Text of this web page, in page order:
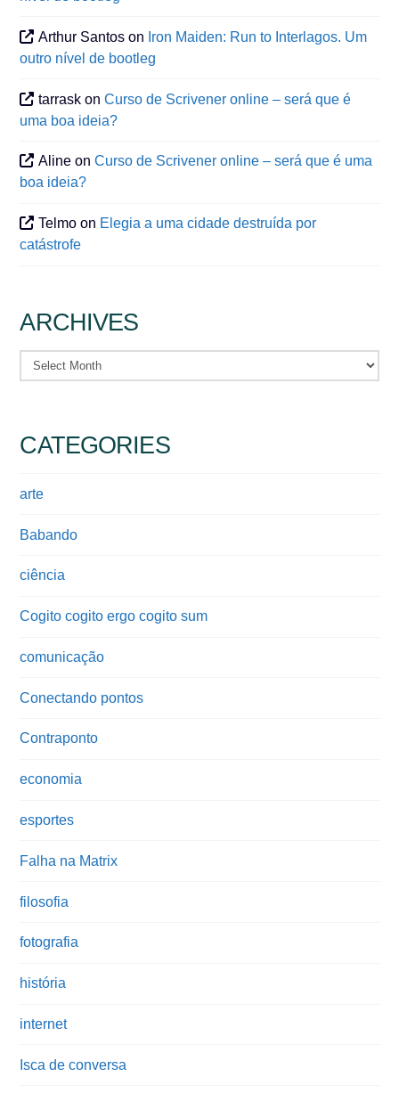
Arthur Santos on Iron Maiden: Run to Interlagos. Um
outro nível de bootleg
tarrask onCurso de Scrivener online – será que é
uma boa ideia?
Aline onCurso de Scrivener online – será que é uma
boa ideia?
Telmo on Elegia a uma cidade destruída por
catástrofe
ARCHIVES
Archives
CATEGORIES
arte
Babando
ciência
Cogito cogito ergo cogito sum
comunicação
Conectando pontos
Contraponto
economia
esportes
Falha na Matrix
filosofia
fotografia
história
internet
Isca de conversa